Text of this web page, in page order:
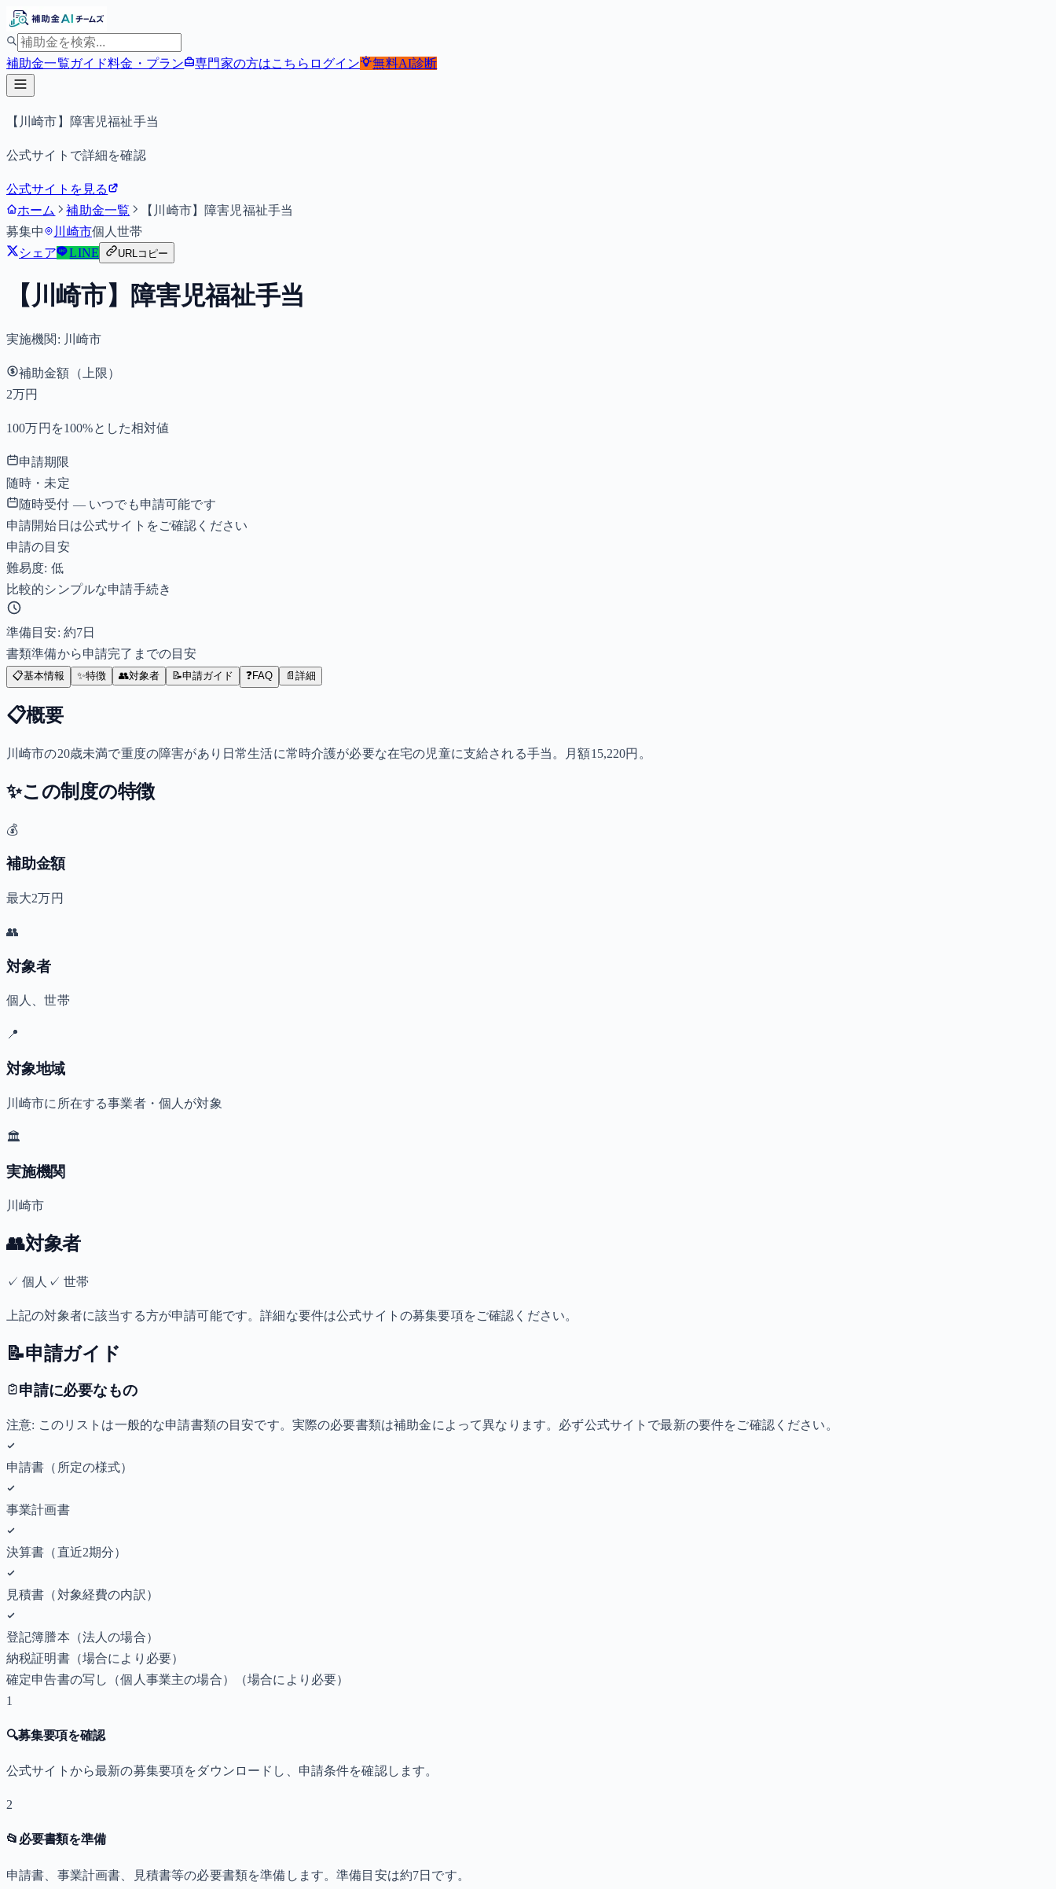
補助金一覧ガイド料金・プラン 専門家の方はこちら ログイン 無料AI診断
【川崎市】障害児福祉手当
公式サイトで詳細を確認
公式サイトを見る
ホーム
補助金一覧
【川崎市】障害児福祉手当
募集中
川崎市個人世帯
シェア
LINE URLコピー
【川崎市】障害児福祉手当
実施機関: 川崎市
補助金額（上限）
2万円
100万円を100%とした相対値
申請期限
随時・未定
随時受付 — いつでも申請可能です
申請開始日は公式サイトをご確認ください
申請の目安
難易度: 低
比較的シンプルな申請手続き
準備目安: 約7日
書類準備から申請完了までの目安
📋基本情報 ✨特徴 👥対象者 📝申請ガイド ❓FAQ 📄 詳細
📋概要
川崎市の20歳未満で重度の障害があり日常生活に常時介護が必要な在宅の児童に支給される手当。月額15,220円。
✨この制度の特徴
💰
補助金額
最大2万円
👥
対象者
個人、世帯
📍
対象地域
川崎市に所在する事業者・個人が対象
🏛️
実施機関
川崎市
👥対象者
✓個人 ✓ 世帯
上記の対象者に該当する方が申請可能です。詳細な要件は公式サイトの募集要項をご確認ください。
📝申請ガイド
申請に必要なもの
注意: このリストは一般的な申請書類の目安です。実際の必要書類は補助金によって異なります。必ず公式サイトで最新の要件をご確認ください。
申請書（所定の様式）
事業計画書
決算書（直近2期分）
見積書（対象経費の内訳）
登記簿謄本（法人の場合）
納税証明書（場合により必要）
確定申告書の写し（個人事業主の場合）
（場合により必要）
1
🔍募集要項を確認
公式サイトから最新の募集要項をダウンロードし、申請条件を確認します。
2
📂 必要書類を準備
申請書、事業計画書、見積書等の必要書類を準備します。準備目安は約7日です。